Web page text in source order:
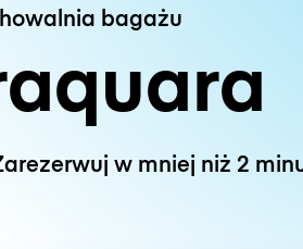
bagażu
w mniej niż 2